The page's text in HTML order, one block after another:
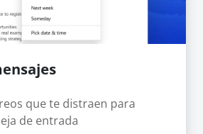
que te distraen para
de entrada